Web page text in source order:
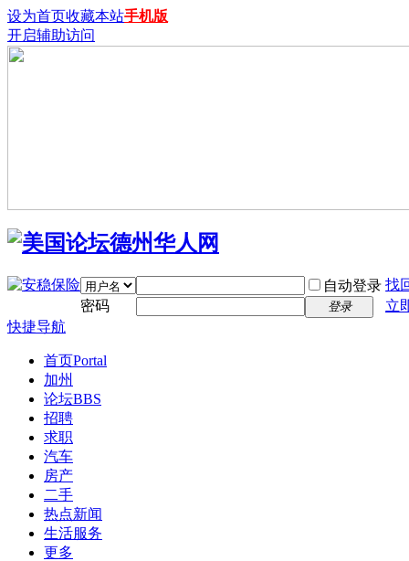
设为首页收藏本站手机版
开启辅助访问
自动登录 找
密码
登录
立
快捷导航
首页Portal
加州
论坛BBS
招聘
求职
汽车
房产
二手
热点新闻
生活服务
更多